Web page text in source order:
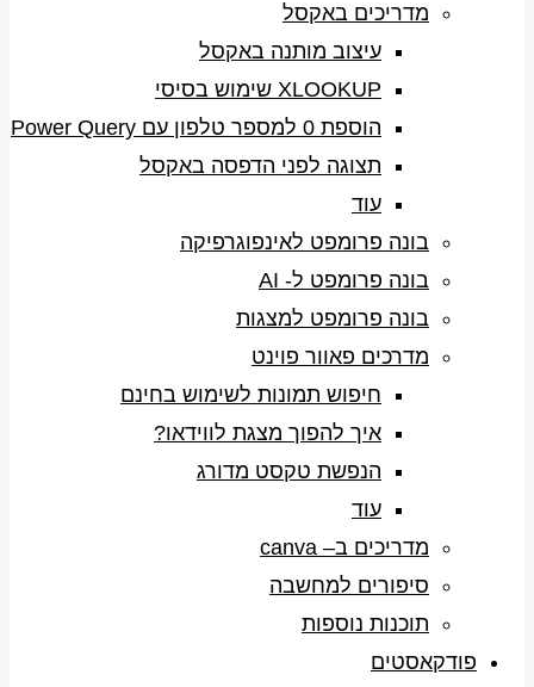
מדריכים באקסל
עיצוב מותנה באקסל
XLOOKUP שימוש בסיסי
הוספת 0 למספר טלפון עם Power Query
תצוגה לפני הדפסה באקסל
עוד
בונה פרומפט לאינפוגרפיקה
בונה פרומפט ל- AI
בונה פרומפט למצגות
מדרכים פאוור פוינט
חיפוש תמונות לשימוש בחינם
איך להפוך מצגת לווידאו?
הנפשת טקסט מדורג
עוד
מדריכים ב– canva
סיפורים למחשבה
תוכנות נוספות
פודקאסטים